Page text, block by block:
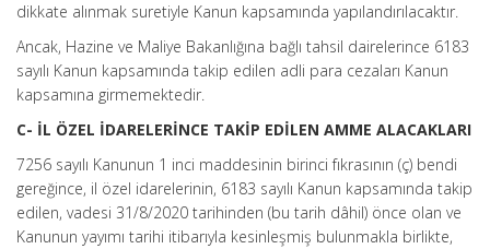
dikkate alınmak suretiyle Kanun kapsamında yapılandırılacaktır.
Ancak, Hazine ve Maliye Bakanlığına bağlı tahsil dairelerince 6183
sayılı Kanun kapsamında takip edilen adli para cezaları Kanun
kapsamına girmemektedir.
C- İL ÖZEL İDARELERİNCE TAKİP EDİLEN AMME ALACAKLARI
7256 sayılı Kanunun 1 inci maddesinin birinci fıkrasının (ç) bendi
gereğince, il özel idarelerinin, 6183 sayılı Kanun kapsamında takip
edilen, vadesi 31/8/2020 tarihinden (bu tarih dâhil) önce olan ve
Kanunun yayımı tarihi itibarıyla kesinleşmiş bulunmakla birlikte,